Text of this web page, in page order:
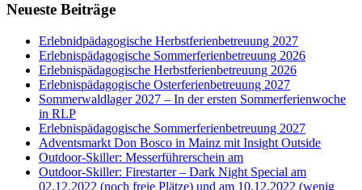
Neueste Beiträge
Erlebnidpädagogische Herbstferienbetreuung 2027
Erlebnispädagogische Sommerferienbetreuung 2026
Erlebnispädagogische Herbstferienbetreuung 2026
Erlebnispädagogische Osterferienbetreuung 2027
Sommerwaldlager 2027 – In der ersten Sommerferienwoche
in RLP
Erlebnispädagogische Sommerferienbetreuung 2027
Adventsmarkt Don Bosco in Mainz mit Insight Outside
Outdoor-Skiller: Messerführerschein am
Outdoor-Skiller: Firestarter – Dark Night Special am
02.12.2022 (noch freie Plätze) und am 10.12.2022 (wenig